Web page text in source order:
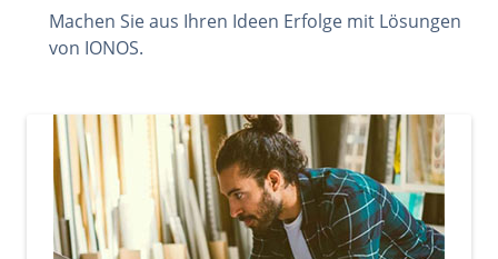
Machen Sie aus Ihren Ideen Erfolge mit Lösungen
von IONOS.